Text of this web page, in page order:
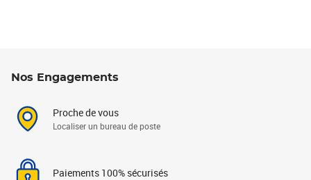
Nos Engagements
Proche de vous
Localiser un bureau de poste
Paiements 100% sécurisés